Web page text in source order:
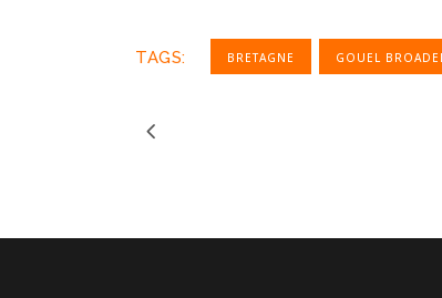
TAGS: BRETAGNE GOUEL